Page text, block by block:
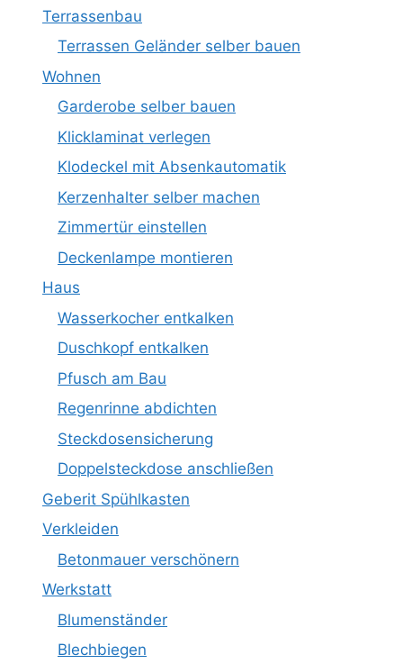
Terrassenbau
Terrassen Geländer selber bauen
Wohnen
Garderobe selber bauen
Klicklaminat verlegen
Klodeckel mit Absenkautomatik
Kerzenhalter selber machen
Zimmertür einstellen
Deckenlampe montieren
Haus
Wasserkocher entkalken
Duschkopf entkalken
Pfusch am Bau
Regenrinne abdichten
Steckdosensicherung
Doppelsteckdose anschließen
Geberit Spühlkasten
Verkleiden
Betonmauer verschönern
Werkstatt
Blumenständer
Blechbiegen